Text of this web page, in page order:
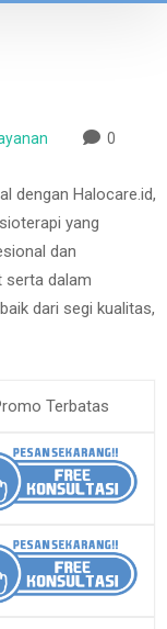
0
dengan Halocare.id,
yang
dan
serta dalam
dari segi kualitas,
Terbatas